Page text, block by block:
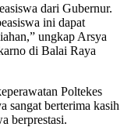
dari Gubernur.
ini dapat
ungkap Arsya
di Balai Raya
Poltekes
sangat berterima kasih
berprestasi.